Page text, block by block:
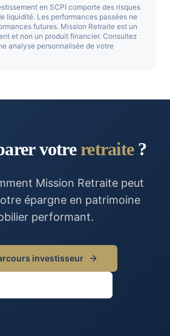
en SCPI comporte des risques
liquidité. Les performances passées ne
futures. Mission Retraite est un
et non un produit financier. Consultez
analyse personnalisée de votre
votreretraite?
Mission Retraite peut
épargne en patrimoine
performant.
investisseur